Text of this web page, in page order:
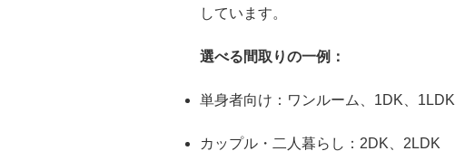
しています。
選べる間取りの一例：
単身者向け：ワンルーム、1DK、1LDK
カップル・二人暮らし：2DK、2LDK